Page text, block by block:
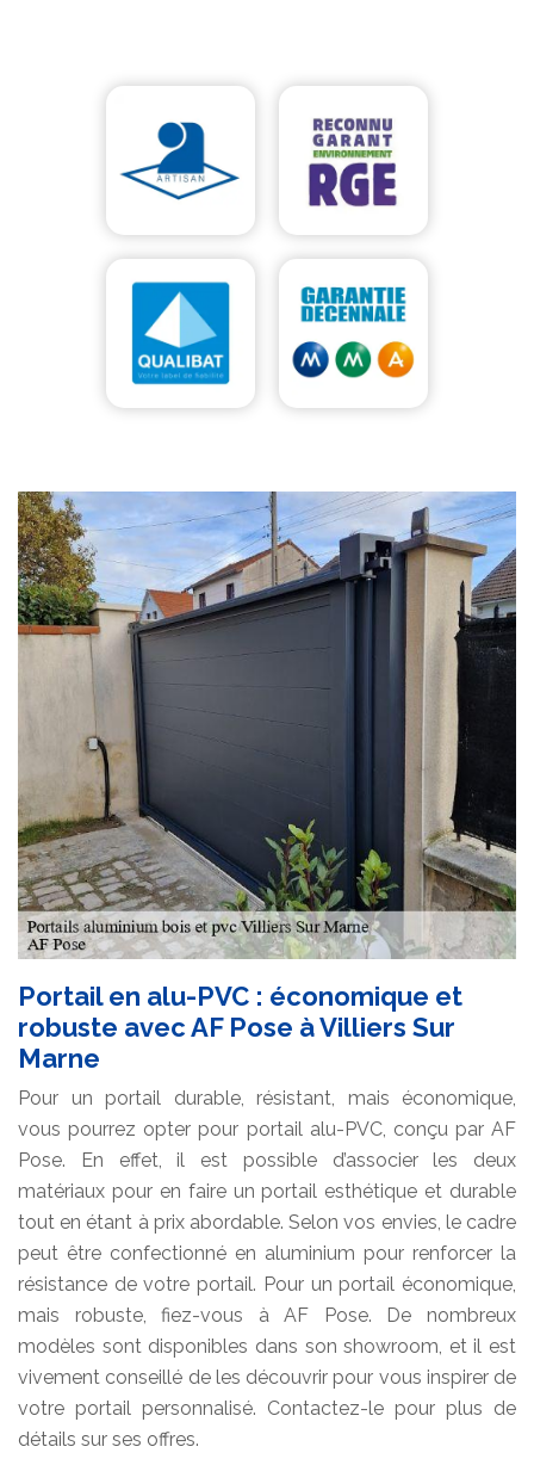
Portail en alu-PVC : économique et
robuste avec AF Pose à Villiers Sur
Marne
Pour un portail durable, résistant, mais économique,
vous pourrez opter pour portail alu-PVC, conçu par AF
Pose. En effet, il est possible d’associer les deux
matériaux pour en faire un portail esthétique et durable
tout en étant à prix abordable. Selon vos envies, le cadre
peut être confectionné en aluminium pour renforcer la
résistance de votre portail. Pour un portail économique,
mais robuste, fiez-vous à AF Pose. De nombreux
modèles sont disponibles dans son showroom, et il est
vivement conseillé de les découvrir pour vous inspirer de
votre portail personnalisé. Contactez-le pour plus de
détails sur ses offres.